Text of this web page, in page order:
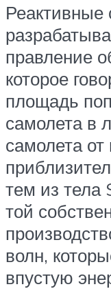
правление
которое
площадь
самолета в
самолета
тем из
той
волн,
впустую